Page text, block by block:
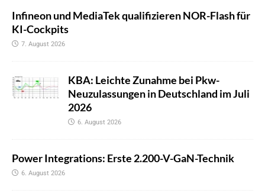
Infineon und MediaTek qualifizieren NOR-Flash für
KI-Cockpits
7. August 2026
KBA: Leichte Zunahme bei Pkw-
Neuzulassungen in Deutschland im Juli
2026
6. August 2026
Power Integrations: Erste 2.200-V-GaN-Technik
6. August 2026